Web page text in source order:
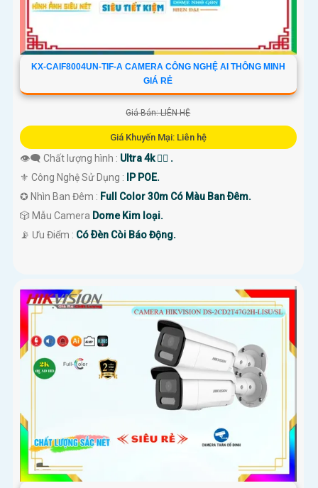
KX-CAIF8004UN-TIF-A CAMERA CÔNG NGHỆ AI THÔNG MINH
GIÁ RẺ
Giá Bán: LIÊN HỆ
Giá Khuyến Mại: Liên hệ
👁️‍🗨 Chất lượng hình : Ultra 4k 👍🏾 .
⚜️ Công Nghệ Sử Dụng :
IP POE.
✪ Nhìn Ban Đêm : Full Color 30m Có Màu Ban Ðêm.
🎲 Mẫu Camera Dome Kim loại.
️📡 Ưu Điểm : Có Ðèn Còi Báo Động.